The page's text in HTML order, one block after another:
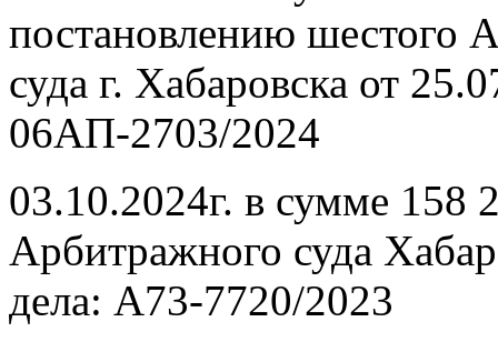
постановлению шестого
суда г. Хабаровска от
06АП-2703/2024
03.10.2024г. в сумме 158
Арбитражного суда
дела: А73-7720/2023